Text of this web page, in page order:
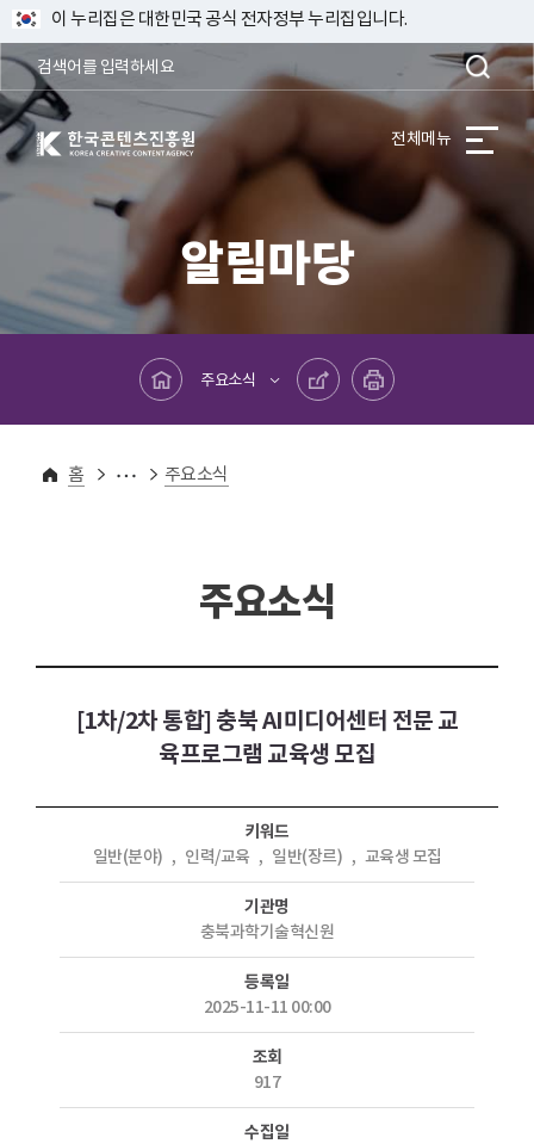
이 누리집은 대한민국 공식 전자정부 누리집입니다.
한국콘텐츠진흥원 KOREA CREATIVE CONTENT AGENCY 전체메뉴
알림마당
메인페이지로 바로가기
주요소식
공유하기 프린트하기
홈
알림마당
유관기관 주요소식주요소식
주요소식
[1차/2차 통합] 충북 AI미디어센터 전문 교
육프로그램 교육생 모집
키워드
일반(분야) , 인력/교육 , 일반(장르) , 교육생 모집
기관명
충북과학기술혁신원
등록일
2025-11-11 00:00
조회
917
수집일